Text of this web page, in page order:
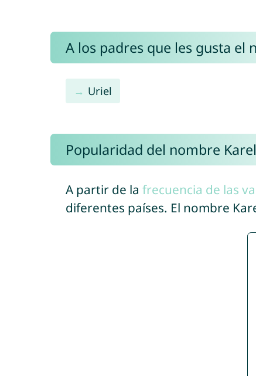
A los padres que les gusta el
Uriel
Popularidad del nombre Karel
A partir de la frecuencia de las
diferentes países. El nombre